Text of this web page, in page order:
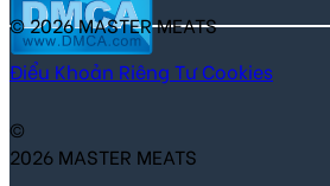
© 2026 MASTER MEATS
Điểu Khoản Riêng Tư Cookies
©
2026 MASTER MEATS